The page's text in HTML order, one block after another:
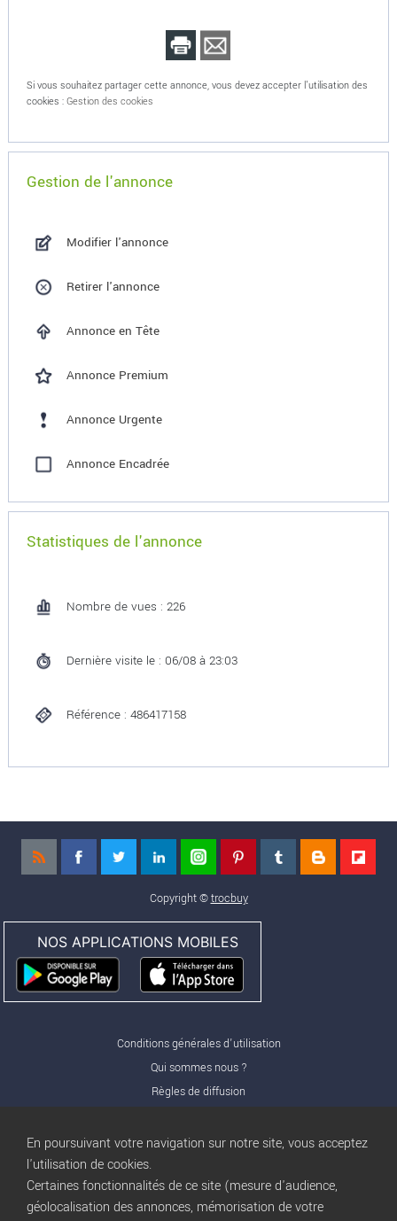
Si vous souhaitez partager cette annonce, vous devez accepter l'utilisation des
cookies : Gestion des cookies
Gestion de l'annonce
Modifier l'annonce
Retirer l'annonce
Annonce en Tête
Annonce Premium
Annonce Urgente
Annonce Encadrée
Statistiques de l'annonce
Nombre de vues : 226
Dernière visite le : 06/08 à 23:03
Référence : 486417158
Copyright ©trocbuy
NOS APPLICATIONS MOBILES
Conditions générales d'utilisation
Qui sommes nous ?
Règles de diffusion
Nos offres Pro
Publicité
Conditions d’Utilisation
En poursuivant votre navigation sur notre site, vous acceptez
l'utilisation de cookies.
Certaines fonctionnalités de ce site (mesure d'audience,
géolocalisation des annonces, mémorisation de votre